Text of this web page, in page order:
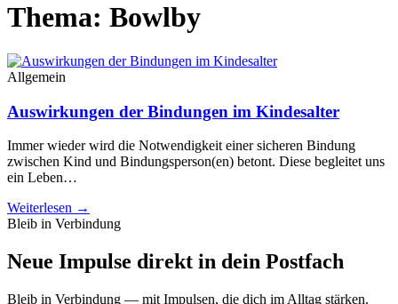
Thema: Bowlby
Allgemein
Auswirkungen der Bindungen im Kindesalter
Immer wieder wird die Notwendigkeit einer sicheren Bindung
zwischen Kind und Bindungsperson(en) betont. Diese begleitet uns
ein Leben…
Weiterlesen →
Bleib in Verbindung
Neue Impulse direkt in dein Postfach
Bleib in Verbindung — mit Impulsen, die dich im Alltag stärken.